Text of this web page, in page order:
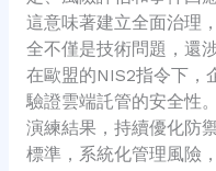
這意味著建立全面治理
全不僅是技術問題，還
在歐盟的NIS2指令下，
驗證雲端託管的安全性
演練結果，持續優化防
標準，系統化管理風險